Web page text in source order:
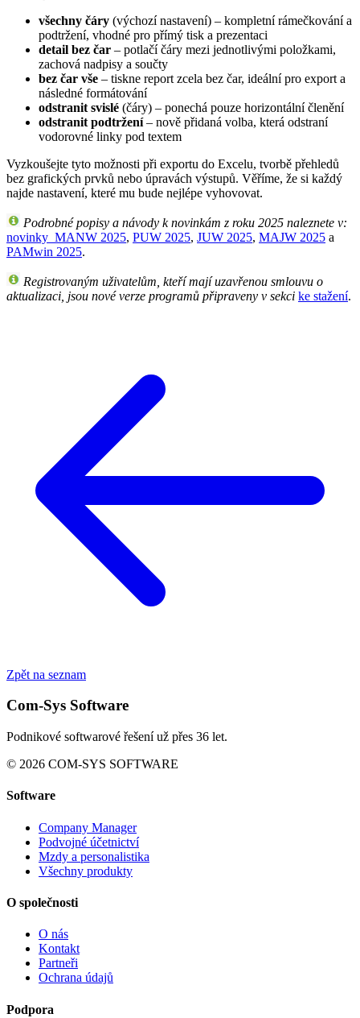
všechny čáry (výchozí nastavení) – kompletní rámečkování a
podtržení, vhodné pro přímý tisk a prezentaci
detail bez čar – potlačí čáry mezi jednotlivými položkami,
zachová nadpisy a součty
bez čar vše – tiskne report zcela bez čar, ideální pro export a
následné formátování
odstranit svislé (čáry) – ponechá pouze horizontální členění
odstranit podtržení– nově přidaná volba, která odstraní
vodorovné linky pod textem
Vyzkoušejte tyto možnosti při exportu do Excelu, tvorbě přehledů
bez grafických prvků nebo úpravách výstupů. Věříme, že si každý
najde nastavení, které mu bude nejlépe vyhovovat.
Podrobné popisy a návody k novinkám z roku 2025 naleznete v:
novinky_MANW 2025, PUW 2025, JUW 2025, MAJW 2025 a
PAMwin 2025.
Registrovaným uživatelům, kteří mají uzavřenou smlouvu o
aktualizaci, jsou nové verze programů připraveny v sekci ke stažení.
Zpět na seznam
Com-Sys Software
Podnikové softwarové řešení už přes 36 let.
© 2026 COM-SYS SOFTWARE
Software
Company Manager
Podvojné účetnictví
Mzdy a personalistika
Všechny produkty
O společnosti
O nás
Kontakt
Partneři
Ochrana údajů
Podpora